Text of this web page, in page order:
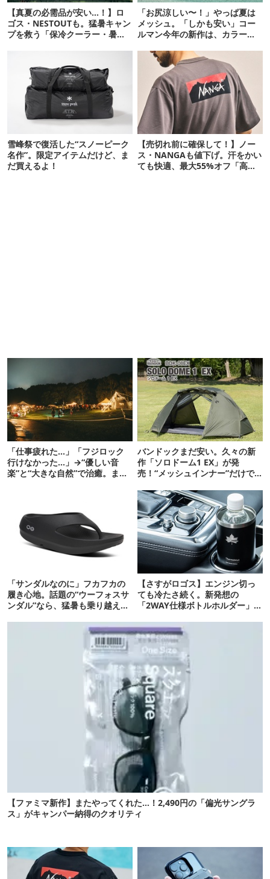
【真夏の必需品が安い…！】ロ
ゴス・NESTOUTも。猛暑キャン
プを救う「保冷クーラー・暑さ
「お尻涼しい〜！」やっぱ夏は
メッシュ。「しかも安い」コー
ルマン今年の新作は、カラーも
雪峰祭で復活した“スノーピーク
名作”。限定アイテムだけど、ま
だ買えるよ！
【売切れ前に確保して！】ノー
ス・NANGAも値下げ。汗をかい
ても快適、最大55%オフ「高機
「仕事疲れた…」「フジロック
行けなかった…」→“優しい音
楽”と“大きな自然”で治癒。まだ
バンドックまだ安い。久々の新
作「ソロドーム1 EX」が発
売！“メッシュインナー”だけで
「サンダルなのに」フカフカの
履き心地。話題の“ウーフォスサ
ンダル”なら、猛暑も乗り越えら
【さすがロゴス】エンジン切っ
ても冷たさ続く。新発想の
「2WAY仕様ボトルホルダー」が
【ファミマ新作】またやってくれた…！2,490円の「偏光サングラ
ス」がキャンパー納得のクオリティ